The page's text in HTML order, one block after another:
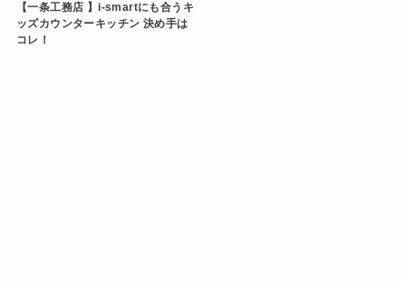
【一条工務店 】i-smartにも合うキ
ッズカウンターキッチン 決め手は
コレ！